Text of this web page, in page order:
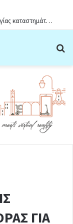
ΠΡΟΣΚΛΗΣΗ ΔΙΕΡΕΥΝΗΣΗΣ ΕΝΔΙΑΦΕΡΟΝΤΟΣ «The Flavours of Greece – Stockholm Greek Month»
ΓΙΑ